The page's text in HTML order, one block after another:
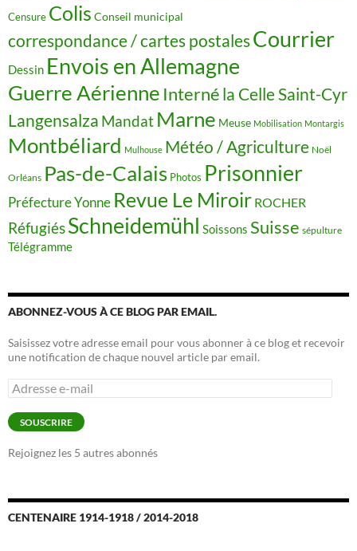
Censure Colis Conseil municipal
correspondance / cartes postalesCourrier
Dessin Envois en Allemagne
Guerre Aérienne Interné la Celle Saint-Cyr
Langensalza Mandat Marne Meuse Mobilisation Montargis
Montbéliard Mulhouse Météo / Agriculture Noël
Orléans Pas-de-Calais Photos Prisonnier
Préfecture Yonne Revue Le Miroir ROCHER
RéfugiésSchneidemühl Soissons Suisse sépulture
Télégramme
ABONNEZ-VOUS À CE BLOG PAR EMAIL.
Saisissez votre adresse email pour vous abonner à ce blog et recevoir
une notification de chaque nouvel article par email.
Adresse
e-
mail
SOUSCRIRE
Rejoignez les 5 autres abonnés
CENTENAIRE 1914-1918 / 2014-2018